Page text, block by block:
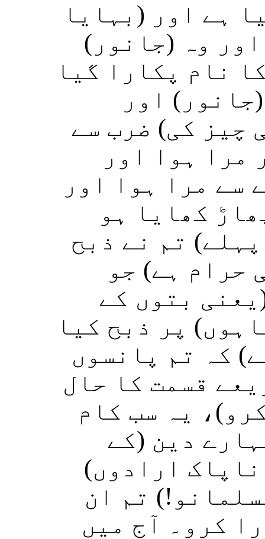
ہے اور (بہایا
وہ (جانور)
نام پکارا گیا
اور
چیز کی) ضرب سے
مرا ہوا اور
سے مرا ہوا اور
کھایا ہو
تم نے ذبح
حرام ہے) جو
بتوں کے
پر ذبح کیا
کہ تم پانسوں
قسمت کا حال
یہ سب کام
دین (کے
ارادوں)
تم ان
کرو۔ آج میں